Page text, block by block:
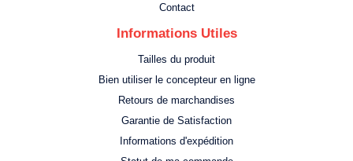
Contact
Informations Utiles
Tailles du produit
Bien utiliser le concepteur en ligne
Retours de marchandises
Garantie de Satisfaction
Informations d'expédition